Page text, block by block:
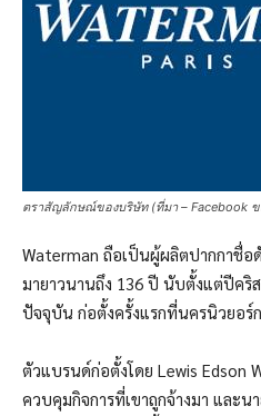
ตราสัญลักษณ์ของบริษัท (ที่มา – Facebook ข
Waterman ถือเป็นผู้ผลิตปากกาชื่อ
มายาวนานถึง 136 ปี นับตั้งแต่ปีคริ
ปัจจุบัน ก่อตั้งครั้งแรกที่นครนิวยอร์
ตัวแบรนด์ก่อตั้งโดย Lewis Edson
ควบคุมกิจการที่เขาถูกจ้างมา และน